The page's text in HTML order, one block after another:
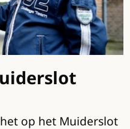
op het Muiderslot